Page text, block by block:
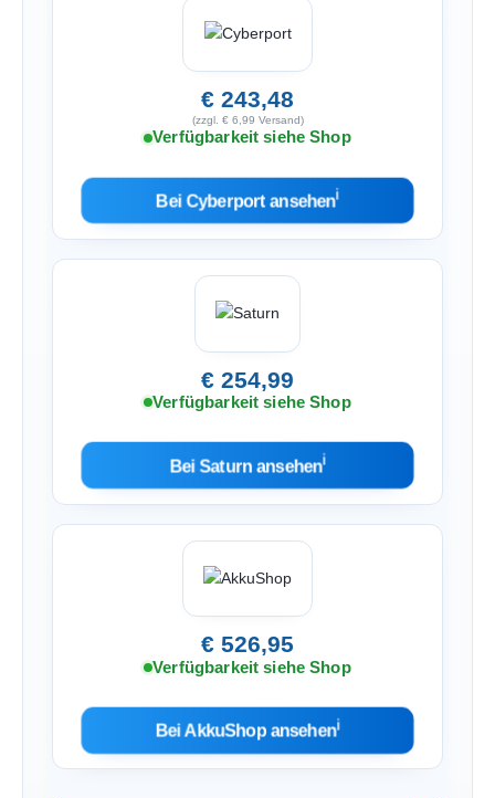
€ 243,48
(zzgl. € 6,99 Versand)
Verfügbarkeit siehe Shop
Bei Cyberport ansehenℹ︎
€ 254,99
Verfügbarkeit siehe Shop
Bei Saturn ansehenℹ︎
€ 526,95
Verfügbarkeit siehe Shop
Bei AkkuShop ansehenℹ︎